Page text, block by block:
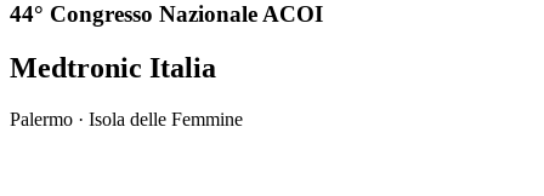
44° Congresso Nazionale ACOI
Medtronic Italia
Palermo · Isola delle Femmine